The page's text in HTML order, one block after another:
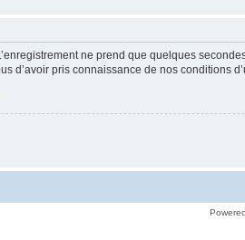
ne prend que quelques
d’avoir pris connaissance de nos conditions